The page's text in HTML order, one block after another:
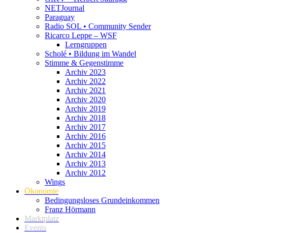
NETJournal
Paraguay
Radio SOL • Community Sender
Ricarco Leppe – WSF
Lerngruppen
Scholé • Bildung im Wandel
Stimme & Gegenstimme
Archiv 2023
Archiv 2022
Archiv 2021
Archiv 2020
Archiv 2019
Archiv 2018
Archiv 2017
Archiv 2016
Archiv 2015
Archiv 2014
Archiv 2013
Archiv 2012
Wings
Ökonomie
Bedingungsloses Grundeinkommen
Franz Hörmann
Marktplatz
Events